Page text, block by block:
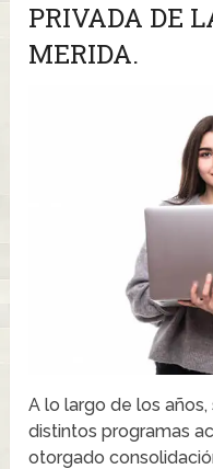
PRIVADA DE
MERIDA.
A lo largo de los
distintos programas
otorgado